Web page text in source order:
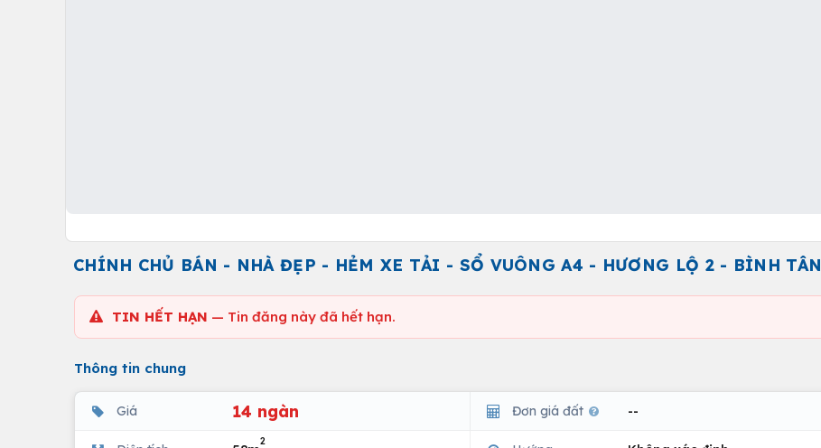
CHÍNH CHỦ BÁN - NHÀ ĐẸP - HẺM XE TẢI - SỔ VUÔNG A4 - HƯƠNG LỘ 2 - BÌNH TÂN
TIN HẾT HẠN — Tin đăng này đã hết hạn.
Thông tin chung
Giá 14 ngàn Đơn giá đất --
2